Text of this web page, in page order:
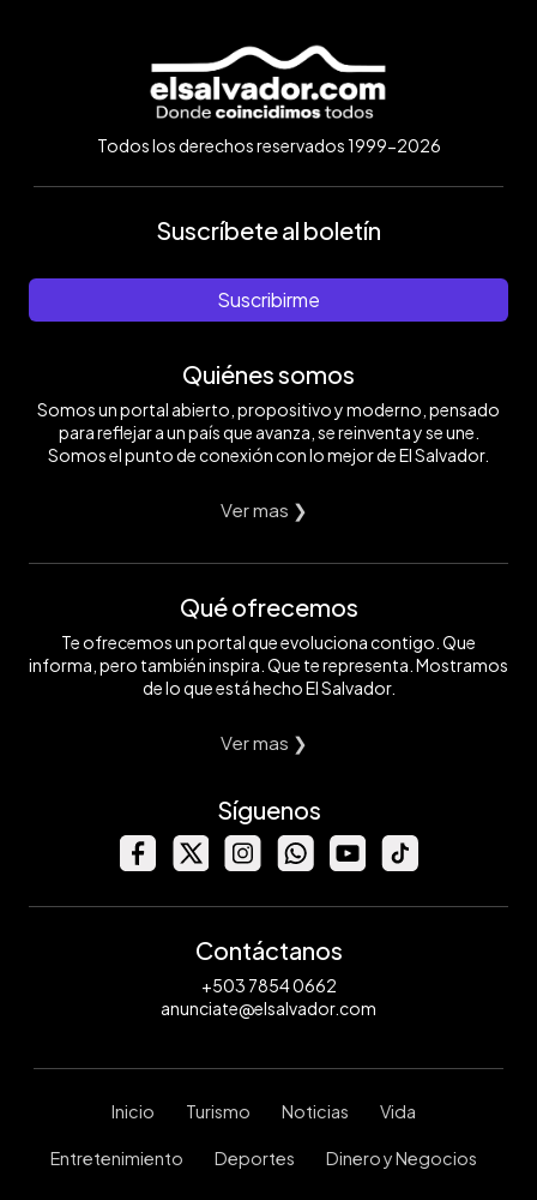
Todos los derechos reservados 1999-2026
Suscríbete al boletín
Suscribirme
Quiénes somos
Somos un portal abierto, propositivo y moderno, pensado
para reflejar a un país que avanza, se reinventa y se une.
Somos el punto de conexión con lo mejor de El Salvador.
Ver mas ❯
Qué ofrecemos
Te ofrecemos un portal que evoluciona contigo. Que
informa, pero también inspira. Que te representa. Mostramos
de lo que está hecho El Salvador.
Ver mas ❯
Síguenos
Contáctanos
+503 7854 0662
anunciate@elsalvador.com
Inicio Turismo Noticias Vida
Entretenimiento Deportes Dinero y Negocios